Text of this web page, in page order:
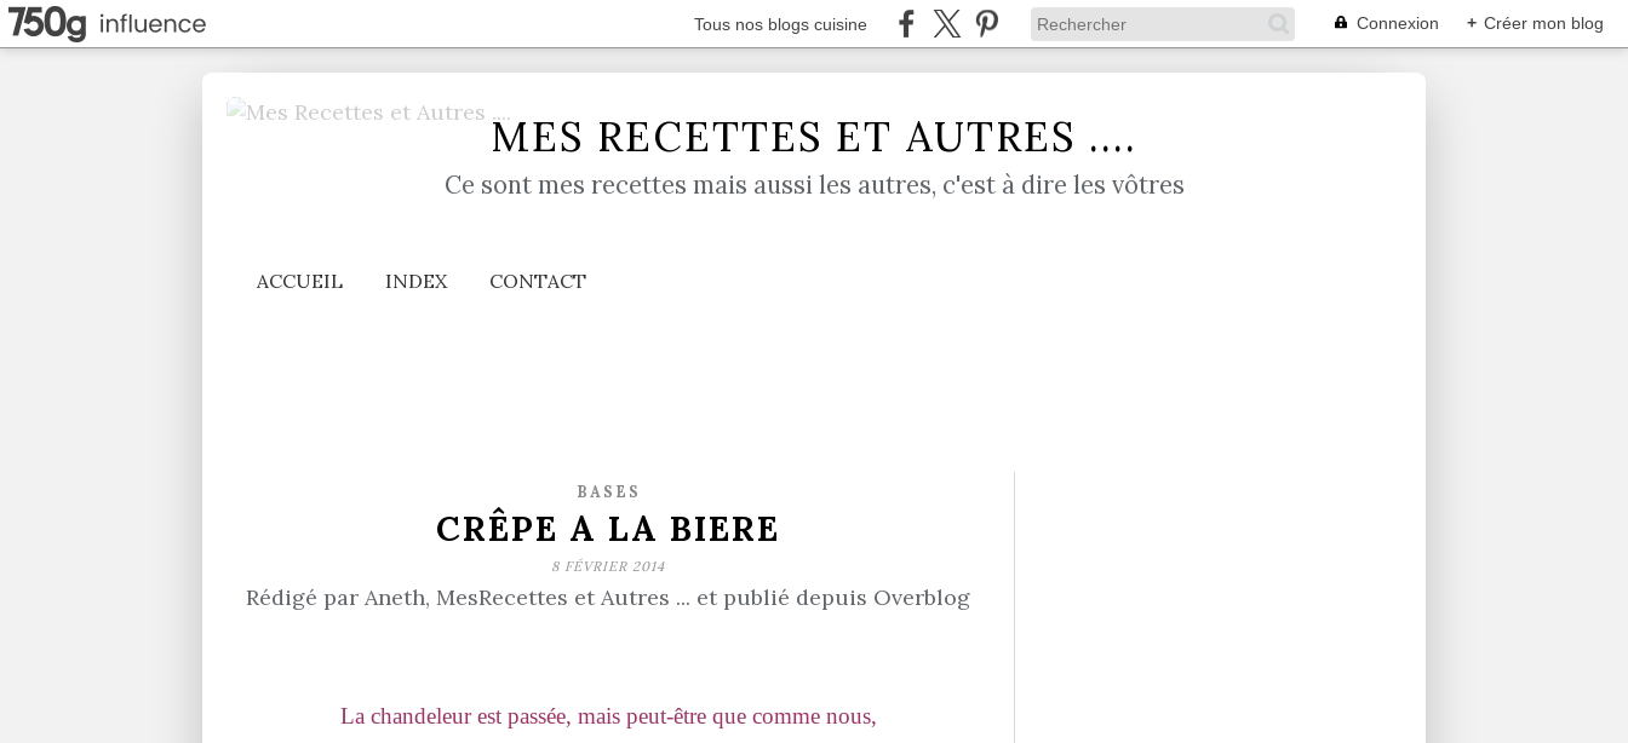
Tous nos blogs cuisine Connexion + Créer mon blog
MES RECETTES ET AUTRES ....
Ce sont mes recettes mais aussi les autres, c'est à dire les vôtres
ACCUEIL INDEX CONTACT
BASES
CRÊPE A LA BIERE
8 FÉVRIER 2014
Rédigé par Aneth, MesRecettes et Autres ... et publié depuis Overblog
La chandeleur est passée, mais peut-être que comme nous,